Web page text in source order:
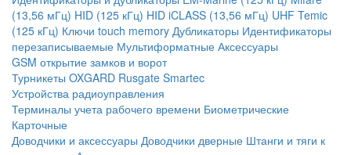
(13,56 мГц) HID (125 кГц) HID iCLASS (13,56 мГц) UHF Temic
(125 кГц) Ключи touch memory Дубликаторы Идентификаторы
перезаписываемые Мультиформатные Аксессуары
GSM открытие замков и ворот
Турникеты OXGARD Rusgate Smartec
Устройства радиоуправления
Терминалы учета рабочего времени Биометрические
Карточные
Доводчики и аксессуары Доводчики дверные Штанги и тяги к